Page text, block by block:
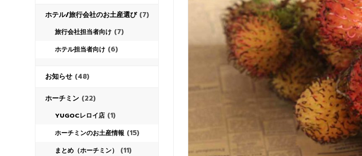
ホテル/旅行会社のお土産選び(7)
旅行会社担当者向け (7)
ホテル担当者向け (6)
お知らせ (48)
ホーチミン (22)
YUGOCレロイ店 (1)
ホーチミンのお土産情報 (15)
まとめ（ホーチミン） (11)